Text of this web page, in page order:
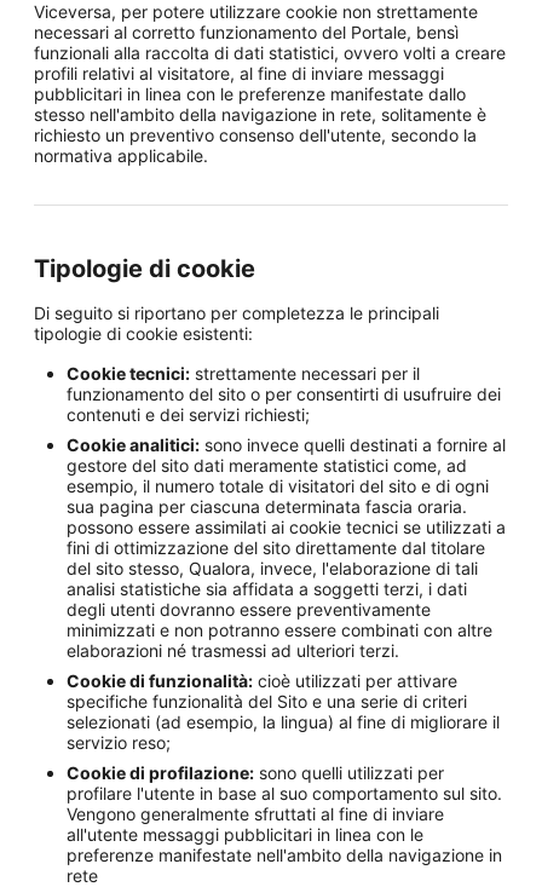
Viceversa, per potere utilizzare cookie non strettamente
necessari al corretto funzionamento del Portale, bensì
funzionali alla raccolta di dati statistici, ovvero volti a creare
profili relativi al visitatore, al fine di inviare messaggi
pubblicitari in linea con le preferenze manifestate dallo
stesso nell'ambito della navigazione in rete, solitamente è
richiesto un preventivo consenso dell'utente, secondo la
normativa applicabile.
Tipologie di cookie
Di seguito si riportano per completezza le principali
tipologie di cookie esistenti:
Cookie tecnici: strettamente necessari per il
funzionamento del sito o per consentirti di usufruire dei
contenuti e dei servizi richiesti;
Cookie analitici: sono invece quelli destinati a fornire al
gestore del sito dati meramente statistici come, ad
esempio, il numero totale di visitatori del sito e di ogni
sua pagina per ciascuna determinata fascia oraria.
possono essere assimilati ai cookie tecnici se utilizzati a
fini di ottimizzazione del sito direttamente dal titolare
del sito stesso, Qualora, invece, l'elaborazione di tali
analisi statistiche sia affidata a soggetti terzi, i dati
degli utenti dovranno essere preventivamente
minimizzati e non potranno essere combinati con altre
elaborazioni né trasmessi ad ulteriori terzi.
Cookie di funzionalità: cioè utilizzati per attivare
specifiche funzionalità del Sito e una serie di criteri
selezionati (ad esempio, la lingua) al fine di migliorare il
servizio reso;
Cookie di profilazione: sono quelli utilizzati per
profilare l'utente in base al suo comportamento sul sito.
Vengono generalmente sfruttati al fine di inviare
all'utente messaggi pubblicitari in linea con le
preferenze manifestate nell'ambito della navigazione in
rete